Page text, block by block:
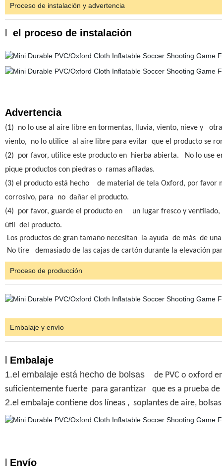
Proceso de instalación y advertencia
el proceso de instalación
Advertencia
(1) no lo use al aire libre en tormentas, lluvia, viento, nieve y
viento, no lo utilice al aire libre para evitar que el producto se
(2) por favor, utilice este producto en hierba abierta. No lo use
pique productos con piedras o ramas afiladas.
(3) el producto está hecho
de material de tela Oxford, por
corrosivo, para no dañar el producto.
(4) por favor, guarde el producto en un lugar fresco y
útil del producto.
Los productos de gran tamaño necesitan la ayuda de más de
No tire
demasiado de las cajas de cartón durante la elevación
Proceso de producción
Embalaje y envío
Embalaje
1.el embalaje está hecho de bolsas
de PVC o oxford
suficientemente fuerte para garantizar que es a prueba de
2.el embalaje contiene dos líneas , soplantes de aire,
Envío